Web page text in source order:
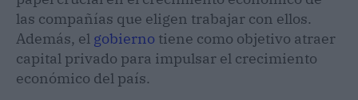
las compañías que eligen trabajar con ellos.
Además, el gobierno tiene como objetivo atraer
capital privado para impulsar el crecimiento
económico del país.